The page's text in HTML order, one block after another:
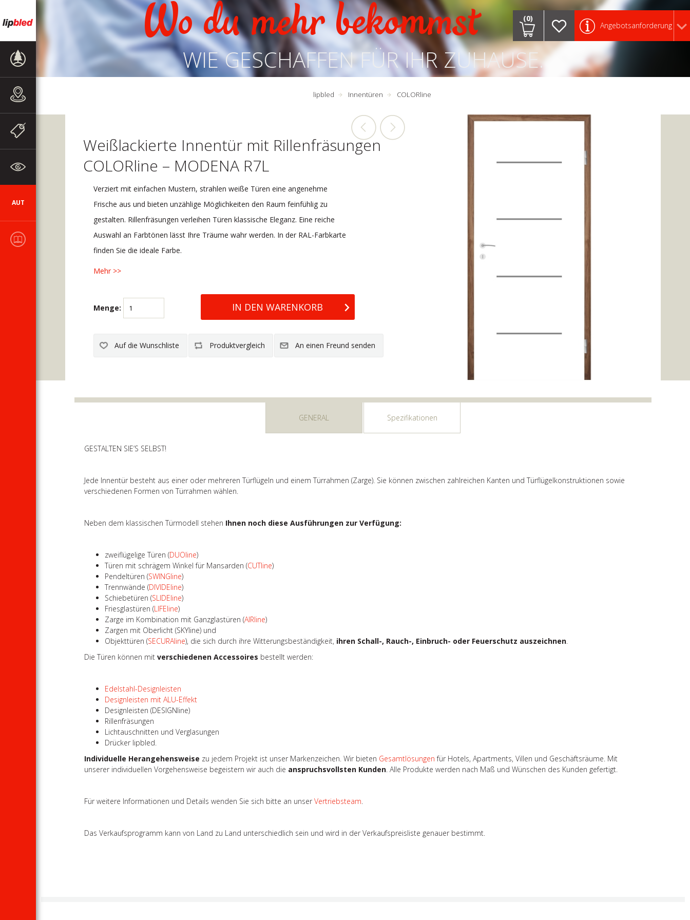
(0)
Angebotsanforderung
MITTEILUNGEN
UNTERNEHMEN
AUT CZ
Wo du mehr bekommst
WIE GESCHAFFEN FÜR IHR ZUHAUSE.
lipbled Innentüren COLORline
Weißlackierte Innentür mit Rillenfräsungen
COLORline – MODENA R7L
Verziert mit einfachen Mustern, strahlen weiße Türen eine angenehme
Frische aus und bieten unzählige Möglichkeiten den Raum feinfühlig zu
gestalten. Rillenfräsungen verleihen Türen klassische Eleganz. Eine reiche
Auswahl an Farbtönen lässt Ihre Träume wahr werden. In der RAL-Farbkarte
finden Sie die ideale Farbe.
Mehr >>
Menge:
GENERAL Spezifikationen
GESTALTEN SIE’S SELBST!
Jede Innentür besteht aus einer oder mehreren Türflügeln und einem Türrahmen (Zarge). Sie können zwischen zahlreichen Kanten und Türflügelkonstruktionen sowie
verschiedenen Formen von Türrahmen wählen.
Neben dem klassischen Türmodell stehen Ihnen noch diese Ausführungen zur Verfügung:
zweiflügelige Türen (DUOline)
Türen mit schrägem Winkel für Mansarden (CUTline)
Pendeltüren (SWINGline)
Trennwände (DIVIDEline)
Schiebetüren (SLIDEline)
Friesglastüren (LIFEline)
Zarge im Kombination mit Ganzglastüren (AIRline)
Zargen mit Oberlicht (SKYline) und
Objekttüren (SECURAline), die sich durch ihre Witterungsbeständigkeit, ihren Schall-, Rauch-, Einbruch- oder Feuerschutz auszeichnen
Die Türen können mitverschiedenen Accessoires bestellt werden:
Edelstahl-Designleisten
Designleisten mit ALU-Effekt
Designleisten (DESIGNline)
Rillenfräsungen
Lichtauschnitten und Verglasungen
Drücker lipbled.
Individuelle Herangehensweise zu jedem Projekt ist unser Markenzeichen. Wir bieten Gesamtlösungen für Hotels, Apartments, Villen und Geschäftsräume. Mit
unserer individuellen Vorgehensweise begeistern wir auch die anspruchsvollsten Kunden . Alle Produkte werden nach Maß und Wünschen des Kunden gefertigt.
Für weitere Informationen und Details wenden Sie sich bitte an unserVertriebsteam
Das Verkaufsprogramm kann von Land zu Land unterschiedlich sein und wird in der Verkaufspreisliste genauer bestimmt.